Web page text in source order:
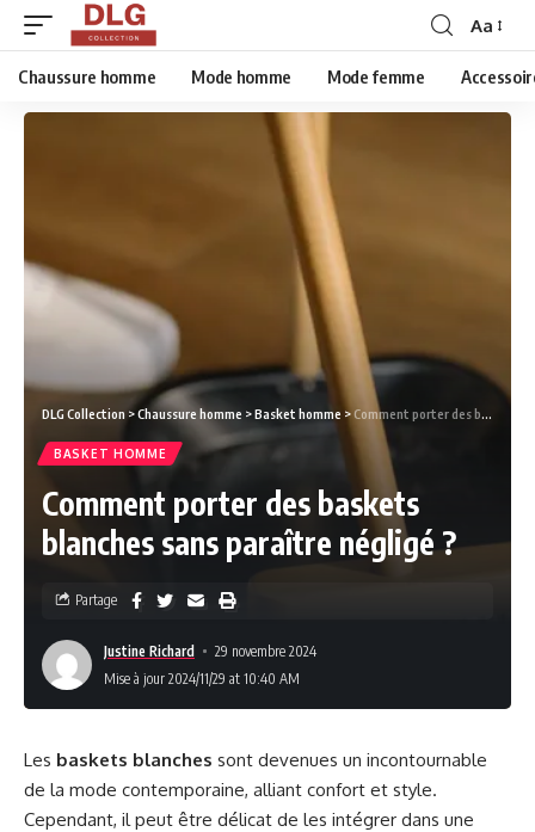
Aa
Chaussure homme Mode homme Mode femme
DLG Collection >Chaussure homme >Basket homme >Comment porter des baskets blanches sans paraître négligé ?
BASKET HOMME
Comment porter des baskets
blanches sans paraître négligé ?
Justine Richard
29 novembre 2024
Mise à jour 2024/11/29 at 10:40 AM
Partage
Les baskets blanches sont devenues un incontournable
de la mode contemporaine, alliant confort et style.
Cependant, il peut être délicat de les intégrer dans une